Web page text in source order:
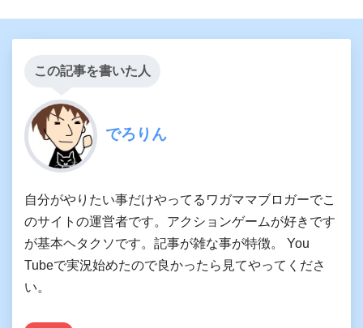
この記事を書いた人
でろりん
自分がやりたい事だけやってるワガママブロガーでこ
のサイトの運営者です。アクションゲームが好きです
が基本ヘタクソです。記事が雑な事が特徴。 You
Tubeで実況始めたので良かったら見てやってくださ
い。